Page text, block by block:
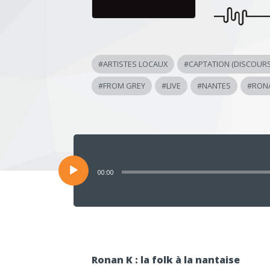
#ARTISTES LOCAUX #CAPTATION
#FROM GREY #LIVE #NANTES #
Lecteur
00:00
Ronan K : la folk à la nantaise